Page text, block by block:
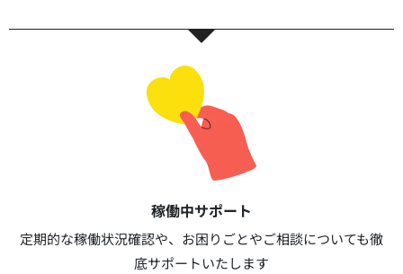
稼働中サポート​
定期的な稼働状況確認や、お困りごとやご相談についても徹
底サポートいたします​​